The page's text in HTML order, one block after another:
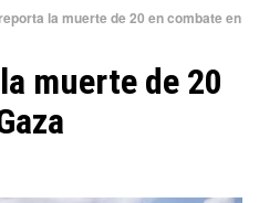
la muerte de 20 en combate en
muerte de 20